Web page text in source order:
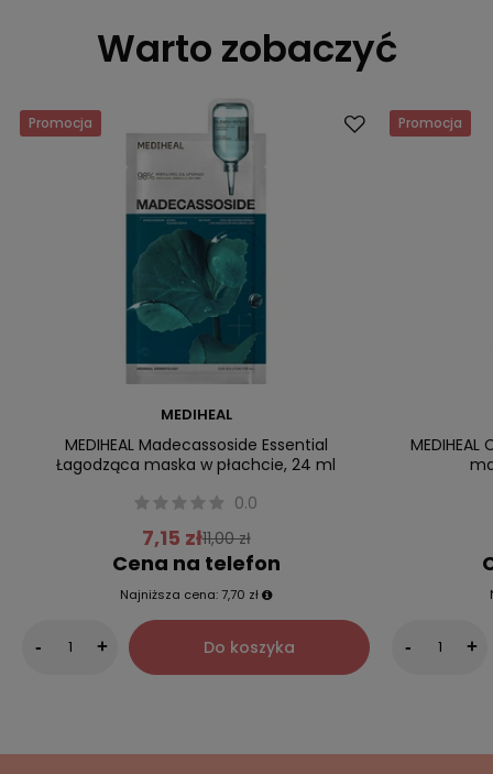
Warto zobaczyć
Promocja
MEDIHEAL
MEDIHEAL Madecassoside Essential
Łagodząca maska w płachcie, 24 ml
0.0
7,15 zł11,00 zł
Cena na telefon
Najniższa cena: 7,70 zł
- + Do koszyka
Promocja
- +